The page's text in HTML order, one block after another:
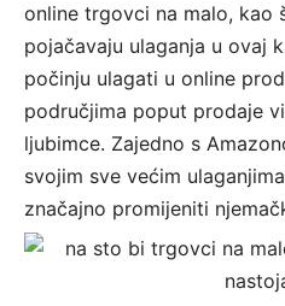
online trgovci na malo, kao
pojačavaju ulaganja u ovaj
počinju ulagati u online
područjima poput prodaje
ljubimce. Zajedno s
svojim sve većim
značajno promijeniti